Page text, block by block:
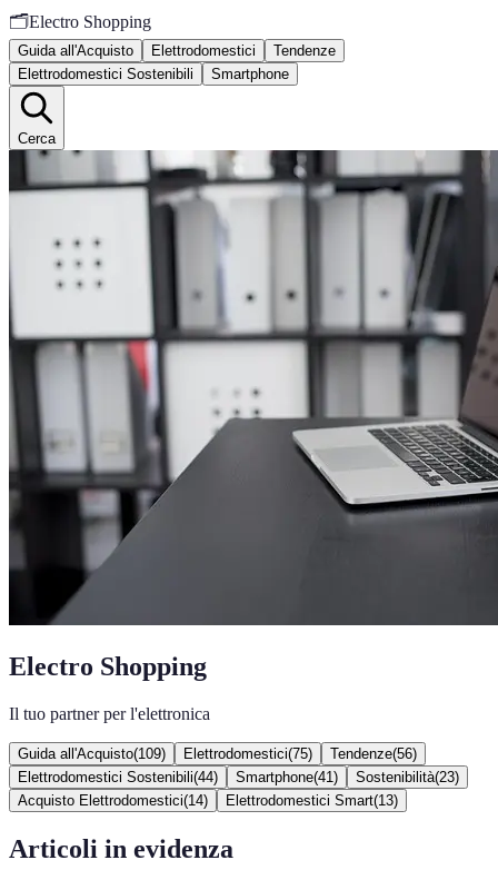
🗂️Electro Shopping
Guida all'Acquisto Elettrodomestici
Tendenze
Elettrodomestici Sostenibili
Smartphone
Cerca
Electro Shopping
Il tuo partner per l'elettronica
Guida all'Acquisto(109) Elettrodomestici(75) Tendenze(56)
Elettrodomestici Sostenibili(44) Smartphone(41 ) Sostenibilità(23)
Acquisto Elettrodomestici(14) Elettrodomestici Smart(13)
Articoli in evidenza